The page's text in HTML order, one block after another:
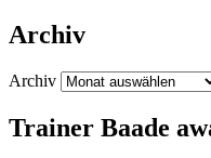
Archiv
Archiv
Trainer Baade